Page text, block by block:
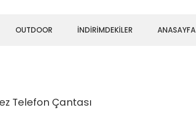
OUTDOOR İNDİRİMDEKİLER ANASAYFA
Telefon Çantası